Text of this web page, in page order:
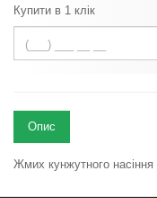
Купити в 1 клік
Опис
Жмих кунжутного насіння